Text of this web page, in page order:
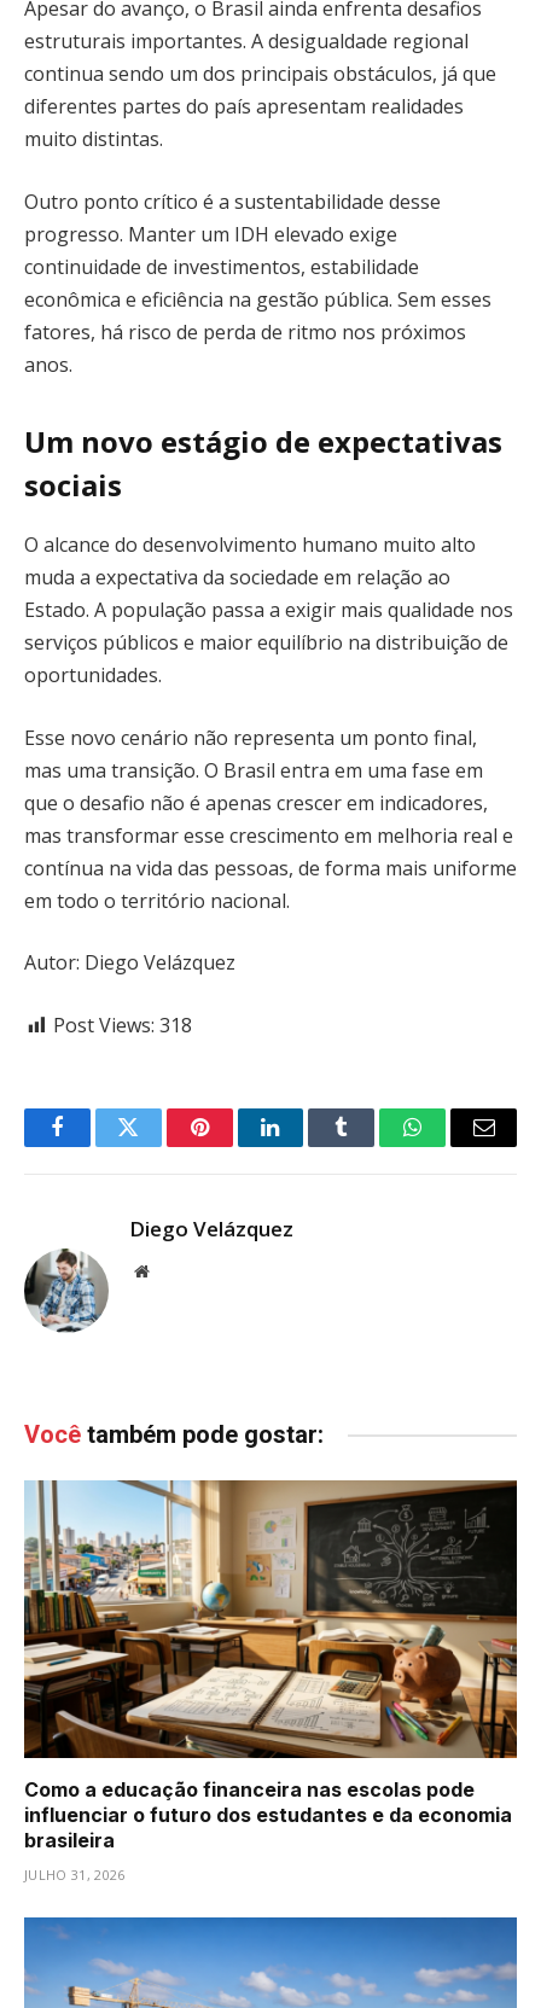
Apesar do avanço, o Brasil ainda enfrenta desafios
estruturais importantes. A desigualdade regional
continua sendo um dos principais obstáculos, já que
diferentes partes do país apresentam realidades
muito distintas.
Outro ponto crítico é a sustentabilidade desse
progresso. Manter um IDH elevado exige
continuidade de investimentos, estabilidade
econômica e eficiência na gestão pública. Sem esses
fatores, há risco de perda de ritmo nos próximos
anos.
Um novo estágio de expectativas
sociais
O alcance do desenvolvimento humano muito alto
muda a expectativa da sociedade em relação ao
Estado. A população passa a exigir mais qualidade nos
serviços públicos e maior equilíbrio na distribuição de
oportunidades.
Esse novo cenário não representa um ponto final,
mas uma transição. O Brasil entra em uma fase em
que o desafio não é apenas crescer em indicadores,
mas transformar esse crescimento em melhoria real e
contínua na vida das pessoas, de forma mais uniforme
em todo o território nacional.
Autor: Diego Velázquez
Post Views: 318
FacebookTwitter PinterestLinkedInTumblr WhatsAppEmail
Diego Velázquez
Website
Você também pode gostar:
Como a educação financeira nas escolas pode
influenciar o futuro dos estudantes e da economia
brasileira
JULHO 31, 2026